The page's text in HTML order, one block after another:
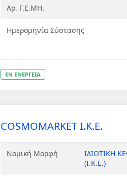
Αρ. Γ.Ε.ΜΗ.
Ημερομηνία Σύστασης
ΕΝ ΕΝΕΡΓΕΙΑ
COSMOMARKET Ι.Κ.Ε.
Νομική Μορφή
ΙΔΙΩΤΙΚΗ
(Ι.Κ.Ε.)